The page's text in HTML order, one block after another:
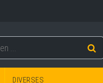
DIVERSES